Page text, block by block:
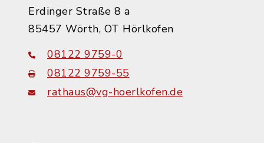
Erdinger Straße 8 a
85457 Wörth, OT Hörlkofen
08122 9759-0
08122 9759-55
rathaus@vg-hoerlkofen.de